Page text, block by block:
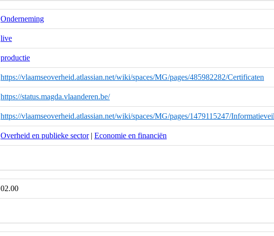
Onderneming
live
productie
https://vlaamseoverheid.atlassian.net/wiki/spaces/MG/pages/485982282/Certificaten
https://status.magda.vlaanderen.be/
https://vlaamseoverheid.atlassian.net/wiki/spaces/MG/pages/1479115247/
Overheid en publieke sector| Economie en financiën
02.00